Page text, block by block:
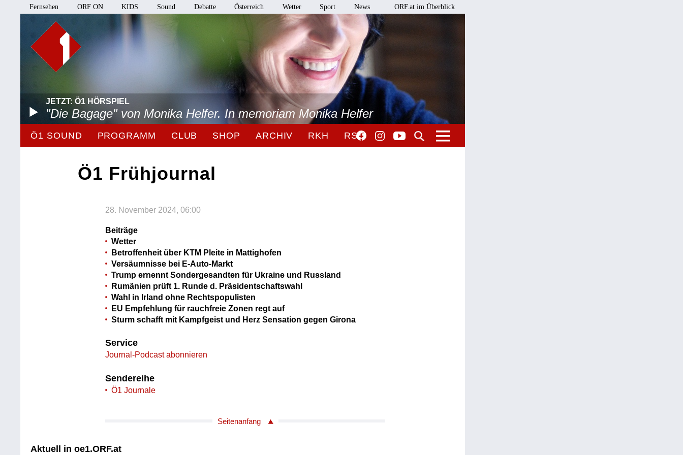
Fernsehen ORF ON KIDS Sound Debatte Österreich Wetter Sport News ORF.at im Überblick
JETZT: Ö1 HÖRSPIEL
"Die Bagage" von Monika Helfer. In memoriam Monika Helfer
Ö1 SOUND PROGRAMM CLUB SHOP ARCHIV RKH RSO
Ö1 Frühjournal
28. November 2024, 06:00
Beiträge
Wetter
Betroffenheit über KTM Pleite in Mattighofen
Versäumnisse bei E-Auto-Markt
Trump ernennt Sondergesandten für Ukraine und Russland
Rumänien prüft 1. Runde d. Präsidentschaftswahl
Wahl in Irland ohne Rechtspopulisten
EU Empfehlung für rauchfreie Zonen regt auf
Sturm schafft mit Kampfgeist und Herz Sensation gegen Girona
Service
Journal-Podcast abonnieren
Sendereihe
Ö1 Journale
Seitenanfang
Aktuell in oe1.ORF.at